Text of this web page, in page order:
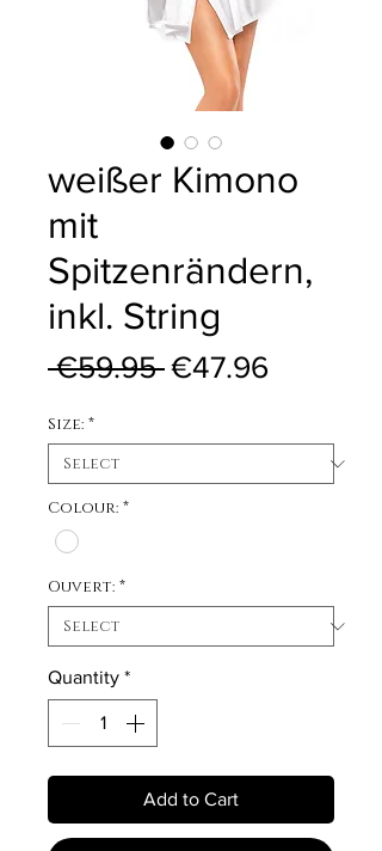
weißer Kimono
mit
Spitzenrändern,
inkl. String
€59.95 Regular Price
€47.96
Size: *
Colour: *
Ouvert: *
Quantity *
Add to Cart